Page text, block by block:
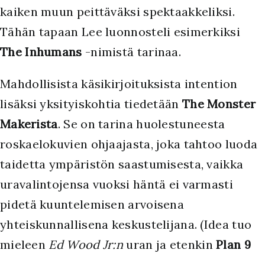
kaiken muun peittäväksi spektaakkeliksi.
Tähän tapaan Lee luonnosteli esimerkiksi
The Inhumans -nimistä tarinaa.
Mahdollisista käsikirjoituksista intention
lisäksi yksityiskohtia tiedetään The Monster
Makerista. Se on tarina huolestuneesta
roskaelokuvien ohjaajasta, joka tahtoo luoda
taidetta ympäristön saastumisesta, vaikka
uravalintojensa vuoksi häntä ei varmasti
pidetä kuuntelemisen arvoisena
yhteiskunnallisena keskustelijana. (Idea tuo
mieleen Ed Wood Jr:n uran ja etenkinPlan 9